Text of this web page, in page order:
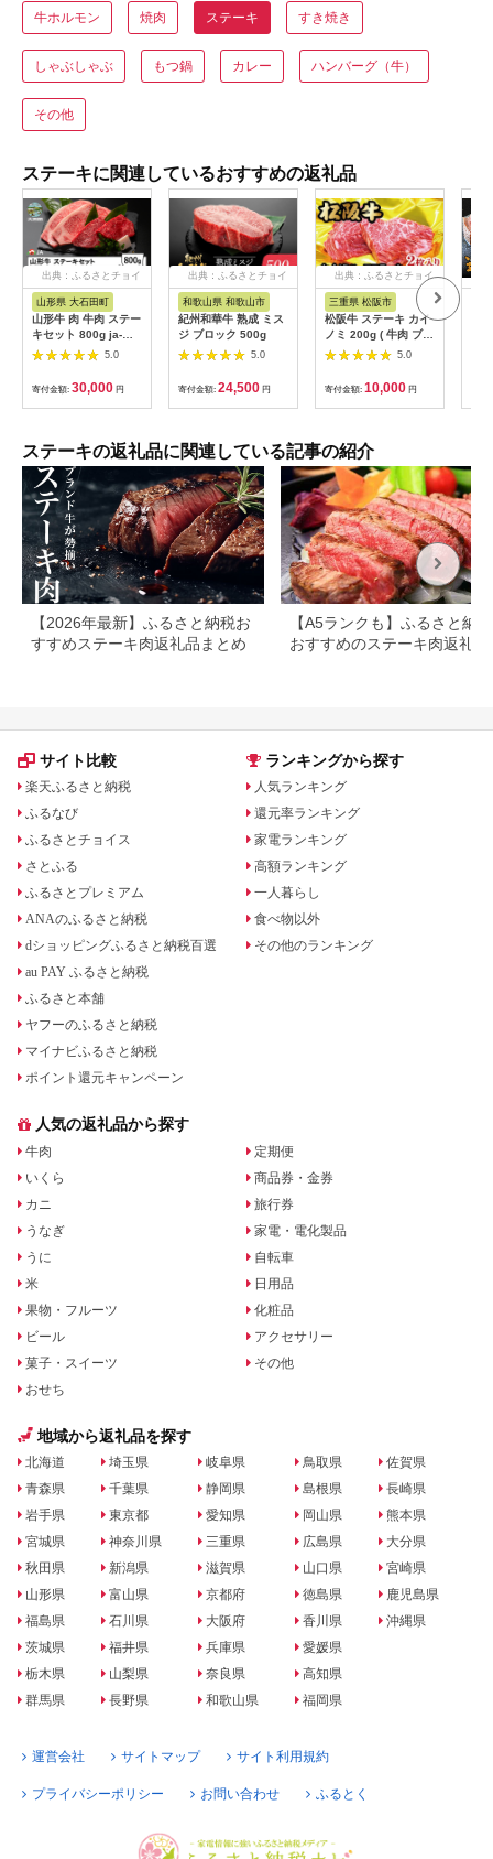
牛ホルモン 焼肉 ステーキ すき焼き
しゃぶしゃぶ もつ鍋 カレー ハンバーグ（牛）
その他
ステーキに関連しているおすすめの返礼品
出典：ふるさとチョイ
ス
山形県 大石田町
山形牛 肉 牛肉 ステー
キセット 800g ja-
gnssx800
5.0
寄付金額: 30,000 円
出典：ふるさとチョイ
ス
和歌山県 和歌山市
紀州和華牛 熟成 ミス
ジ ブロック 500g
5.0
寄付金額: 24,500 円
出典：ふるさとチョイ
三重県 松阪市
松阪牛 ステーキ カイ
ノミ 200g ( 牛肉 ブラ
ンド牛 高級 和牛 国産
牛 松阪牛 松坂牛 ステ
ーキ カイノミ 希少部
位 牛肉 ステーキ 松阪
牛 牛肉 カイノミステ
牛肉 松阪牛 ステーキ
冷凍 人気 おすすめ 三
重県 松阪市 松阪牛 )
【1-243】
5.0
寄付金額: 10,000 円
ステーキの返礼品に関連している記事の紹介
【2026年最新】ふるさと納税お
すすめステーキ肉返礼品まとめ
【A5ランクも】ふるさと納
おすすめのステーキ肉返礼品
サイト比較
楽天ふるさと納税
ふるなび
ふるさとチョイス
さとふる
ふるさとプレミアム
ANAのふるさと納税
dショッピングふるさと納税百選
au PAY ふるさと納税
ふるさと本舗
ヤフーのふるさと納税
マイナビふるさと納税
ポイント還元キャンペーン
ランキングから探す
人気ランキング
還元率ランキング
家電ランキング
高額ランキング
一人暮らし
食べ物以外
その他のランキング
人気の返礼品から探す
牛肉
いくら
カニ
うなぎ
うに
米
果物・フルーツ
ビール
菓子・スイーツ
おせち
定期便
商品券・金券
旅行券
家電・電化製品
自転車
日用品
化粧品
アクセサリー
その他
地域から返礼品を探す
北海道
青森県
岩手県
宮城県
秋田県
山形県
福島県
茨城県
栃木県
群馬県
埼玉県
千葉県
東京都
神奈川県
新潟県
富山県
石川県
福井県
山梨県
長野県
岐阜県
静岡県
愛知県
三重県
滋賀県
京都府
大阪府
兵庫県
奈良県
和歌山県
鳥取県
島根県
岡山県
広島県
山口県
徳島県
香川県
愛媛県
高知県
福岡県
佐賀県
長崎県
熊本県
大分県
宮崎県
鹿児島県
沖縄県
運営会社 サイトマップ サイト利用規約
プライバシーポリシー お問い合わせ ふるとく